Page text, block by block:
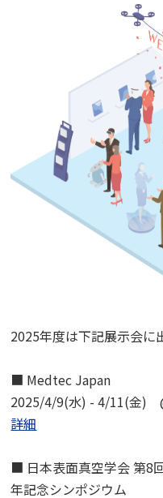
2025年度は下記展示会に
■ Medtec Japan
2025/4/9(水) - 4/11(金)
詳細
■ 日本表面真空学会 第8
年記念シンポジウム